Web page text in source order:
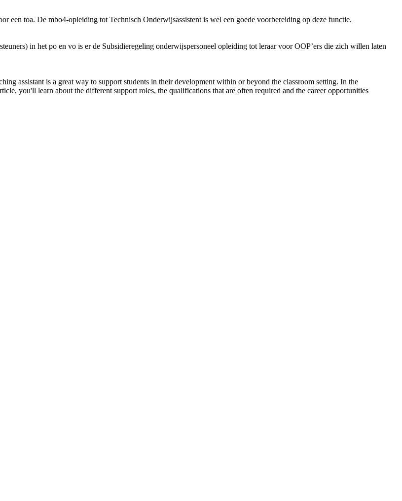
een toa. De mbo4-opleiding tot Technisch Onderwijsassistent is wel een goede voorbereiding op deze functie.
in het po en vo is er de Subsidieregeling onderwijspersoneel opleiding tot leraar voor OOP’ers die zich willen laten
assistant is a great way to support students in their development within or beyond the classroom setting. In the
you'll learn about the different support roles, the qualifications that are often required and the career opportunities